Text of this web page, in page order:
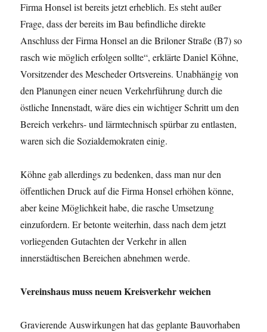
Firma Honsel ist bereits jetzt erheblich. Es steht außer
Frage, dass der bereits im Bau befindliche direkte
Anschluss der Firma Honsel an die Briloner Straße (B7) so
rasch wie möglich erfolgen sollte“, erklärte Daniel Köhne,
Vorsitzender des Mescheder Ortsvereins. Unabhängig von
den Planungen einer neuen Verkehrführung durch die
östliche Innenstadt, wäre dies ein wichtiger Schritt um den
Bereich verkehrs- und lärmtechnisch spürbar zu entlasten,
waren sich die Sozialdemokraten einig.
Köhne gab allerdings zu bedenken, dass man nur den
öffentlichen Druck auf die Firma Honsel erhöhen könne,
aber keine Möglichkeit habe, die rasche Umsetzung
einzufordern. Er betonte weiterhin, dass nach dem jetzt
vorliegenden Gutachten der Verkehr in allen
innerstädtischen Bereichen abnehmen werde.
Vereinshaus muss neuem Kreisverkehr weichen
Gravierende Auswirkungen hat das geplante Bauvorhaben